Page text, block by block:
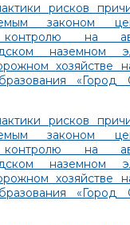
рисков
законом
контролю на
наземном
хозяйстве
«Город
рисков
законом
контролю на
наземном
хозяйстве
«Город